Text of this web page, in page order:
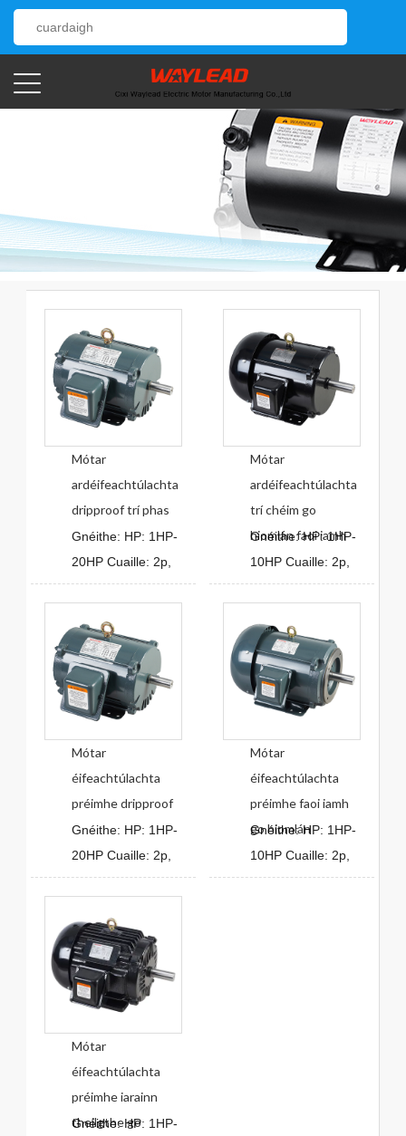
Mótar
ardéifeachtúlachta
dripproof trí phas
Gnéithe: HP: 1HP-
20HP Cuaille: 2p,
Mótar
ardéifeachtúlachta
trí chéim go
hiomlán faoi iamh
Gnéithe: HP: 1HP-
10HP Cuaille: 2p,
Mótar
éifeachtúlachta
préimhe dripproof
Gnéithe: HP: 1HP-
20HP Cuaille: 2p,
Mótar
éifeachtúlachta
préimhe faoi iamh
go hiomlán
Gnéithe: HP: 1HP-
10HP Cuaille: 2p,
Mótar
éifeachtúlachta
préimhe iarainn
theilgthe go
Gnéithe: HP: 1HP-